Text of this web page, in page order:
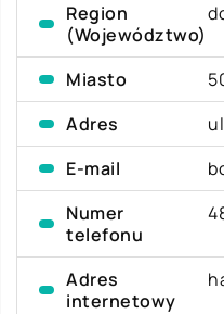
Region
(Województwo)
Miasto
Adres
E-mail
Numer
telefonu
Adres
internetowy